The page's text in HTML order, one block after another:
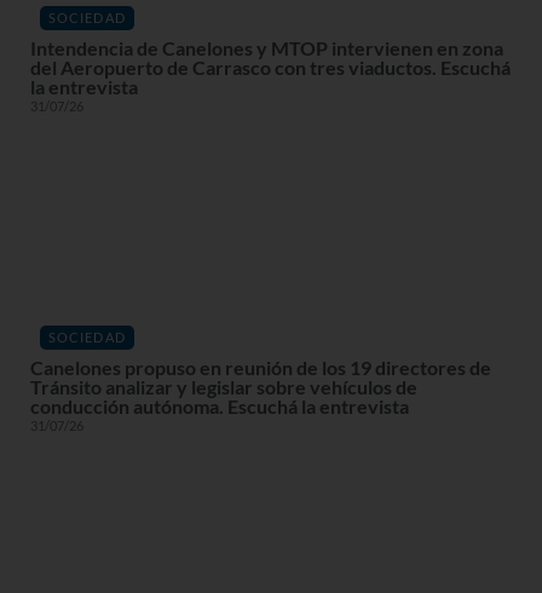
SOCIEDAD
Intendencia de Canelones y MTOP intervienen en zona
del Aeropuerto de Carrasco con tres viaductos. Escuchá
la entrevista
31/07/26
SOCIEDAD
Canelones propuso en reunión de los 19 directores de
Tránsito analizar y legislar sobre vehículos de
conducción autónoma. Escuchá la entrevista
31/07/26